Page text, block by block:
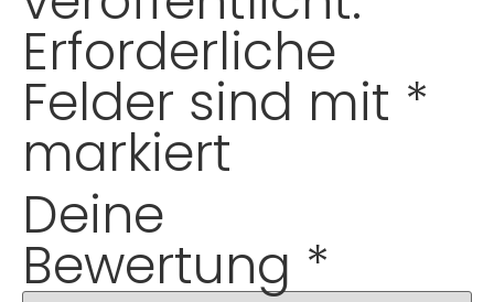
Erforderliche
Felder sind mit *
markiert
Deine
Bewertung *